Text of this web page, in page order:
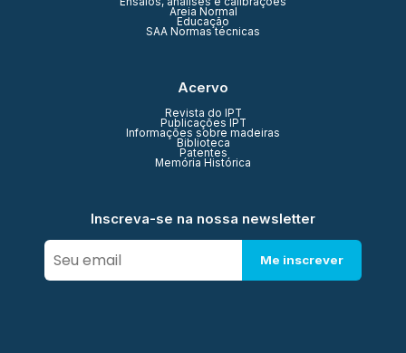
Areia Normal
Educação
SAA Normas técnicas
Acervo
Revista do IPT
Publicações IPT
Informações sobre madeiras
Biblioteca
Patentes
Memória Histórica
Inscreva-se na nossa newsletter
Me inscrever